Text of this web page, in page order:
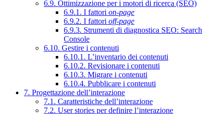
6.9. Ottimizzazione per i motori di ricerca (SEO)
6.9.1. I fattori on-page
6.9.2. I fattori off-page
6.9.3. Strumenti di diagnostica SEO: Search
Console
6.10. Gestire i contenuti
6.10.1. L’inventario dei contenuti
6.10.2. Revisionare i contenuti
6.10.3. Migrare i contenuti
6.10.4. Pubblicare i contenuti
7. Progettazione dell’interazione
7.1. Caratteristiche dell’interazione
7.2. User stories per definire l’interazione